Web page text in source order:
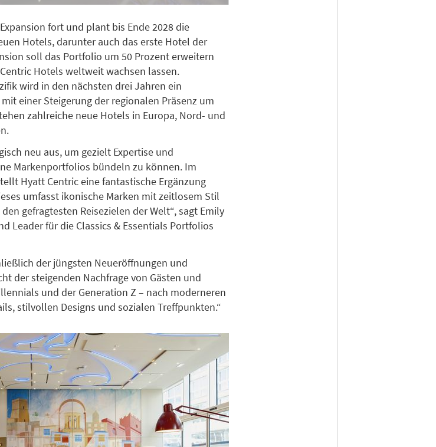
fort und plant bis Ende 2028 die
Hotels, darunter auch das erste Hotel der
soll das Portfolio um 50 Prozent erweitern
Hotels weltweit wachsen lassen.
wird in den nächsten drei Jahren ein
einer Steigerung der regionalen Präsenz um
zahlreiche neue Hotels in Europa, Nord- und
neu aus, um gezielt Expertise und
Markenportfolios bündeln zu können. Im
Hyatt Centric eine fantastische Ergänzung
umfasst ikonische Marken mit zeitlosem Stil
gefragtesten Reisezielen der Welt“, sagt Emily
Leader für die Classics & Essentials Portfolios
der jüngsten Neueröffnungen und
der steigenden Nachfrage von Gästen und
und der Generation Z – nach moderneren
stilvollen Designs und sozialen Treffpunkten.“